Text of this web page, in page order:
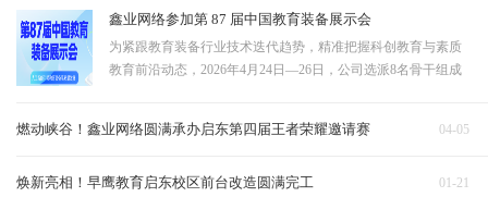
鑫业网络参加第 87 届中国教育装备展示会
为紧跟教育装备行业技术迭代趋势，精准把握科创教育与素质
教育前沿动态，2026年4月24日—26日，公司选派8名骨干组成
示墙三大核心领域深度研学，全面吸收行…
04-05
燃动峡谷！鑫业网络圆满承办启东第四届王者荣耀邀请赛
01-21
焕新亮相！早鹰教育启东校区前台改造圆满完工